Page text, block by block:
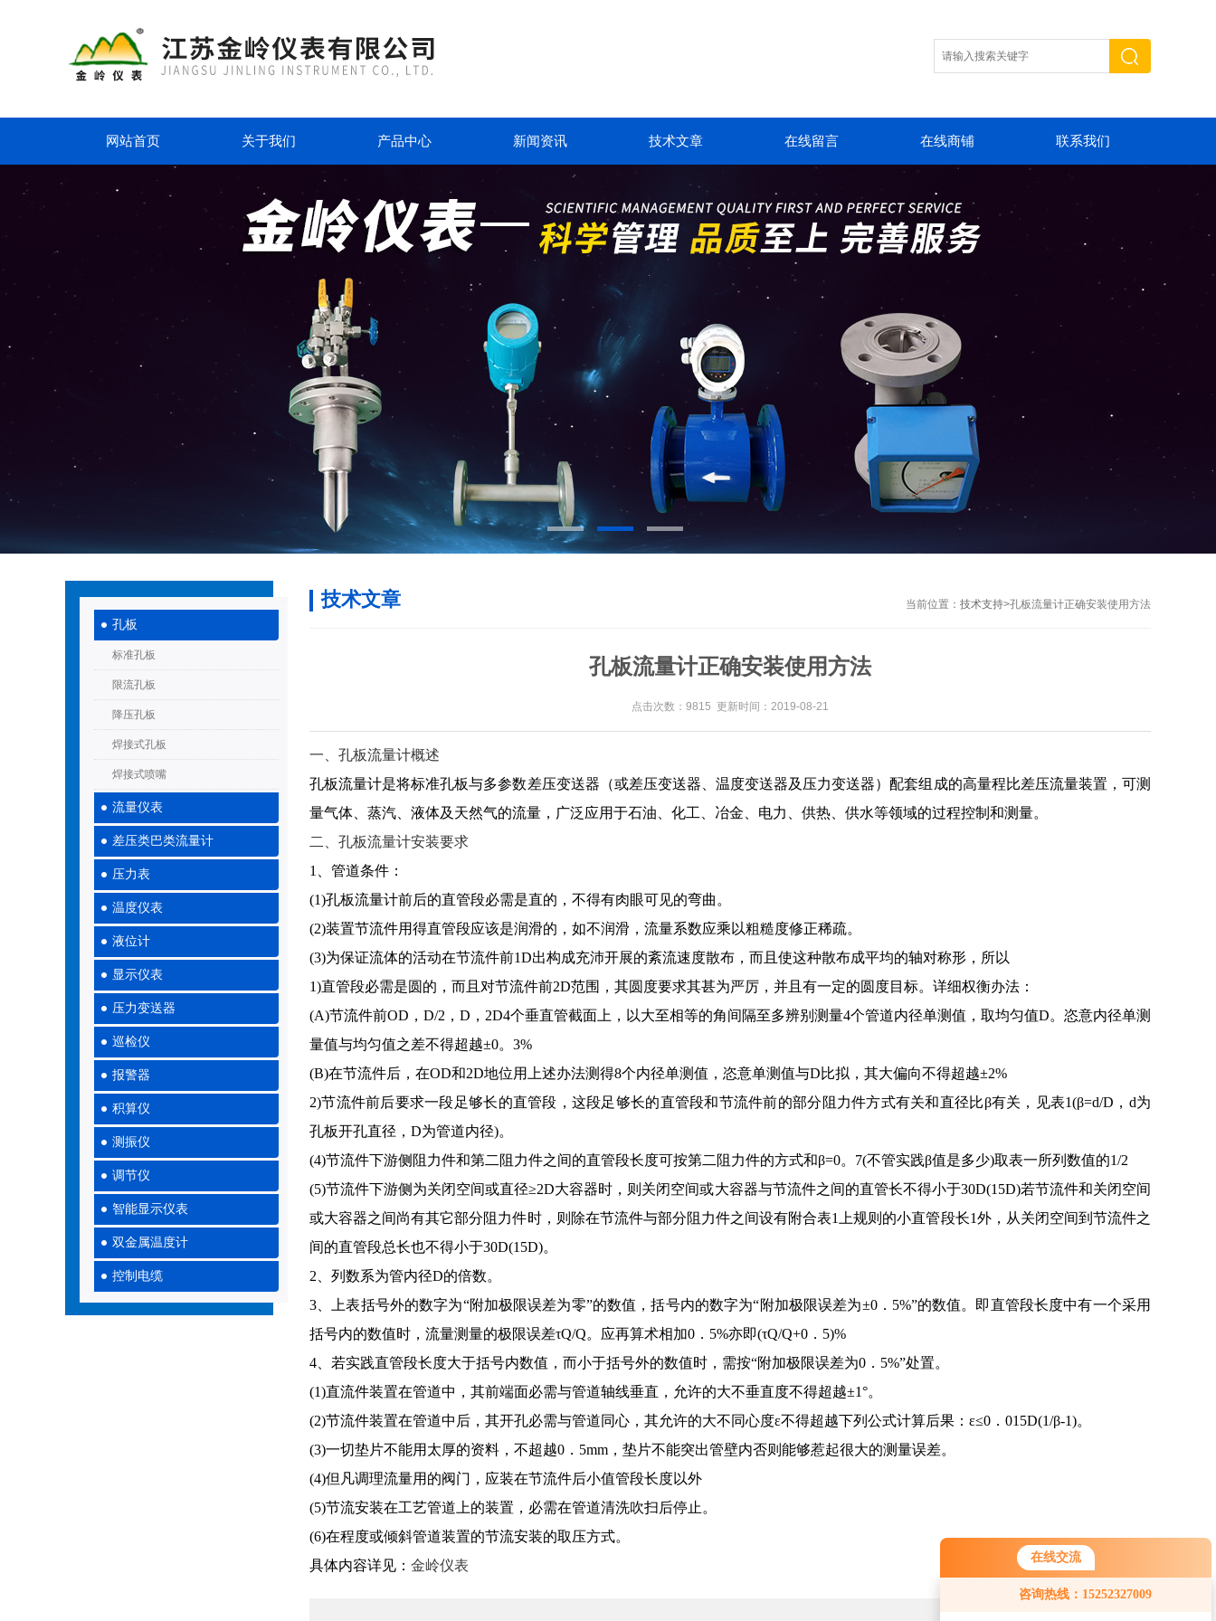
在线交流
咨询热线：15252327009
网站首页 关于我们 产品中心 新闻资讯 技术文章 在线留言 在线商铺 联系我们
孔板
标准孔板
限流孔板
降压孔板
焊接式孔板
焊接式喷嘴
流量仪表
差压类巴类流量计
压力表
温度仪表
液位计
显示仪表
压力变送器
巡检仪
报警器
积算仪
测振仪
调节仪
智能显示仪表
双金属温度计
控制电缆
当前位置： 技术支持>孔板流量计正确安装使用方法
技术文章
孔板流量计正确安装使用方法
点击次数：9815 更新时间：2019-08-21
一、孔板流量计概述
孔板流量计是将标准孔板与多参数差压变送器（或差压变送器、温度变送器及压力变送器）配套组成的高量程比差压流量装置，可测
量气体、蒸汽、液体及天然气的流量，广泛应用于石油、化工、冶金、电力、供热、供水等领域的过程控制和测量。
二、孔板流量计安装要求
1、管道条件：
(1)孔板流量计前后的直管段必需是直的，不得有肉眼可见的弯曲。
(2)装置节流件用得直管段应该是润滑的，如不润滑，流量系数应乘以粗糙度修正稀疏。
(3)为保证流体的活动在节流件前1D出构成充沛开展的紊流速度散布，而且使这种散布成平均的轴对称形，所以
1)直管段必需是圆的，而且对节流件前2D范围，其圆度要求其甚为严厉，并且有一定的圆度目标。详细权衡办法：
(A)节流件前OD，D/2，D，2D4个垂直管截面上，以大至相等的角间隔至多辨别测量4个管道内径单测值，取均匀值D。恣意内径单测
量值与均匀值之差不得超越±0。3%
(B)在节流件后，在OD和2D地位用上述办法测得8个内径单测值，恣意单测值与D比拟，其大偏向不得超越±2%
2)节流件前后要求一段足够长的直管段，这段足够长的直管段和节流件前的部分阻力件方式有关和直径比β有关，见表1(β=d/D，d为
孔板开孔直径，D为管道内径)。
(4)节流件下游侧阻力件和第二阻力件之间的直管段长度可按第二阻力件的方式和β=0。7(不管实践β值是多少)取表一所列数值的1/2
(5)节流件下游侧为关闭空间或直径≥2D大容器时，则关闭空间或大容器与节流件之间的直管长不得小于30D(15D)若节流件和关闭空间
或大容器之间尚有其它部分阻力件时，则除在节流件与部分阻力件之间设有附合表1上规则的小直管段长1外，从关闭空间到节流件之
间的直管段总长也不得小于30D(15D)。
2、列数系为管内径D的倍数。
3、上表括号外的数字为“附加极限误差为零”的数值，括号内的数字为“附加极限误差为±0．5%”的数值。即直管段长度中有一个采用
括号内的数值时，流量测量的极限误差τQ/Q。应再算术相加0．5%亦即(τQ/Q+0．5)%
4、若实践直管段长度大于括号内数值，而小于括号外的数值时，需按“附加极限误差为0．5%”处置。
(1)直流件装置在管道中，其前端面必需与管道轴线垂直，允许的大不垂直度不得超越±1°。
(2)节流件装置在管道中后，其开孔必需与管道同心，其允许的大不同心度ε不得超越下列公式计算后果：ε≤0．015D(1/β-1)。
(3)一切垫片不能用太厚的资料，不超越0．5mm，垫片不能突出管壁内否则能够惹起很大的测量误差。
(4)但凡调理流量用的阀门，应装在节流件后小值管段长度以外
(5)节流安装在工艺管道上的装置，必需在管道清洗吹扫后停止。
(6)在程度或倾斜管道装置的节流安装的取压方式。
具体内容详见： 金岭仪表